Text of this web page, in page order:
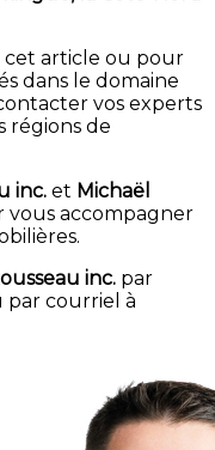
article ou pour
dans le domaine
vos experts
régions de
inc. et Michaël
vous accompagner
inc. par
par courriel à